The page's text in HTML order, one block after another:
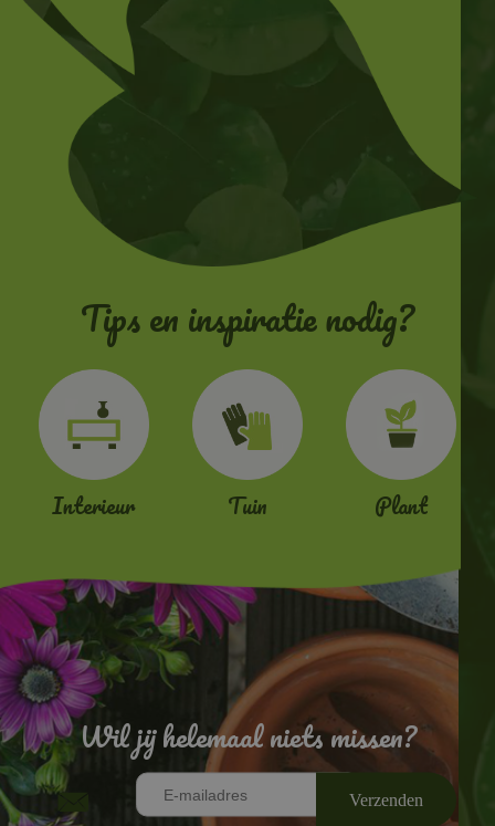
Tips en inspiratie nodig?
Interieur Tuin Plant
Wil jij helemaal niets missen?